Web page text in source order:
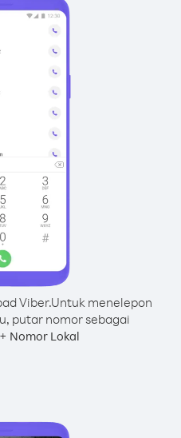
Viber.Untuk menelepon
putar nomor sebagai
+ Nomor Lokal